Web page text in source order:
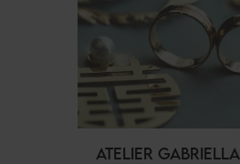
ATELIER GABRIELLA